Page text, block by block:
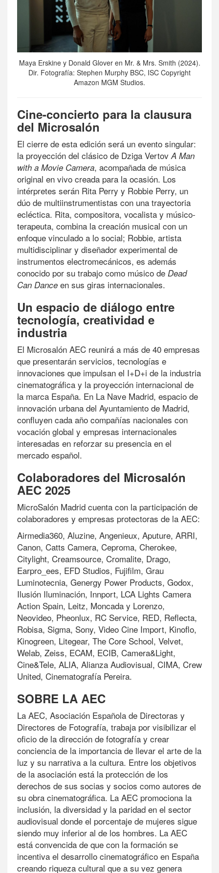
Maya Erskine y Donald Glover en Mr. & Mrs. Smith (2024).
Dir. Fotografía: Stephen Murphy BSC, ISC Copyright
Amazon MGM Studios.
Cine-concierto para la clausura
del Microsalón
El cierre de esta edición será un evento singular:
la proyección del clásico de Dziga VertovA Man
with a Movie Camera, acompañada de música
original en vivo creada para la ocasión. Los
intérpretes serán Rita Perry y Robbie Perry, un
dúo de multiinstrumentistas con una trayectoria
ecléctica. Rita, compositora, vocalista y músico-
terapeuta, combina la creación musical con un
enfoque vinculado a lo social; Robbie, artista
multidisciplinar y diseñador experimental de
instrumentos electromecánicos, es además
conocido por su trabajo como músico de Dead
Can Dance en sus giras internacionales.
Un espacio de diálogo entre
tecnología, creatividad e
industria
El Microsalón AEC reunirá a más de 40 empresas
que presentarán servicios, tecnologías e
innovaciones que impulsan el I+D+i de la industria
cinematográfica y la proyección internacional de
la marca España. En La Nave Madrid, espacio de
innovación urbana del Ayuntamiento de Madrid,
confluyen cada año compañías nacionales con
vocación global y empresas internacionales
interesadas en reforzar su presencia en el
mercado español.
Colaboradores del Microsalón
AEC 2025
MicroSalón Madrid cuenta con la participación de
colaboradores y empresas protectoras de la AEC:
Airmedia360, Aluzine, Angenieux, Aputure, ARRI,
Canon, Catts Camera, Ceproma, Cherokee,
Citylight, Creamsource, Cromalite, Drago,
Earpro_ees, EFD Studios, Fujifilm, Grau
Luminotecnia, Genergy Power Products, Godox,
Ilusión Iluminación, Innport, LCA Lights Camera
Action Spain, Leitz, Moncada y Lorenzo,
Neovideo, Pheonlux, RC Service, RED, Reflecta,
Robisa, Sigma, Sony, Video Cine Import, Kinoflo,
Kinogreen, Litegear, The Core School, Velvet,
Welab, Zeiss, ECAM, ECIB, Camera&Light,
Cine&Tele, ALIA, Alianza Audiovisual, CIMA, Crew
United, Cinematografía Pereira.
SOBRE LA AEC
La AEC, Asociación Española de Directoras y
Directores de Fotografía, trabaja por visibilizar el
oficio de la dirección de fotografía y crear
conciencia de la importancia de llevar el arte de la
luz y su narrativa a la cultura. Entre los objetivos
de la asociación está la protección de los
derechos de sus socias y socios como autores de
su obra cinematográfica. La AEC promociona la
inclusión, la diversidad y la paridad en el sector
audiovisual donde el porcentaje de mujeres sigue
siendo muy inferior al de los hombres. La AEC
está convencida de que con la formación se
incentiva el desarrollo cinematográfico en España
creando riqueza cultural que a su vez genera